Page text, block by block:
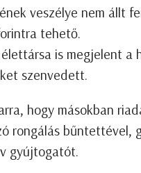
veszélye nem állt
tehető.
is megjelent a
szenvedett.
hogy másokban
rongálás bűntettével,
gyújtogatót.